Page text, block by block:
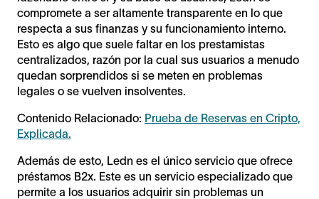
compromete a ser altamente transparente en lo que
respecta a sus finanzas y su funcionamiento interno.
Esto es algo que suele faltar en los prestamistas
centralizados, razón por la cual sus usuarios a menudo
quedan sorprendidos si se meten en problemas
legales o se vuelven insolventes.
Contenido Relacionado: Prueba de Reservas en Cripto,
Explicada.
Además de esto, Ledn es el único servicio que ofrece
préstamos B2x. Este es un servicio especializado que
permite a los usuarios adquirir sin problemas un